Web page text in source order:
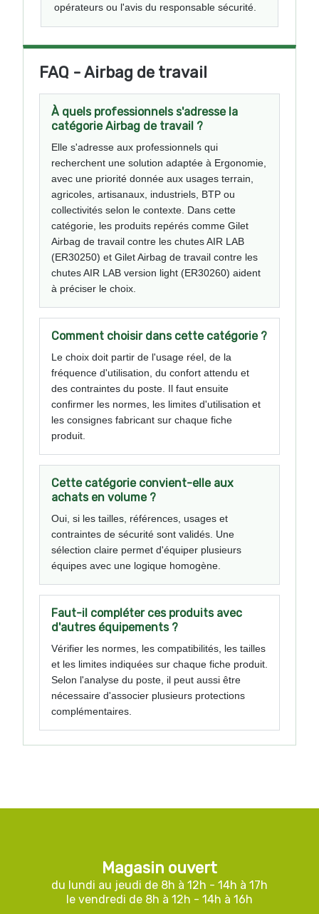
opérateurs ou l'avis du responsable sécurité.
FAQ - Airbag de travail
À quels professionnels s'adresse la
catégorie Airbag de travail ?
Elle s'adresse aux professionnels qui
recherchent une solution adaptée à Ergonomie,
avec une priorité donnée aux usages terrain,
agricoles, artisanaux, industriels, BTP ou
collectivités selon le contexte. Dans cette
catégorie, les produits repérés comme Gilet
Airbag de travail contre les chutes AIR LAB
(ER30250) et Gilet Airbag de travail contre les
chutes AIR LAB version light (ER30260) aident
à préciser le choix.
Comment choisir dans cette catégorie ?
Le choix doit partir de l'usage réel, de la
fréquence d'utilisation, du confort attendu et
des contraintes du poste. Il faut ensuite
confirmer les normes, les limites d'utilisation et
les consignes fabricant sur chaque fiche
produit.
Cette catégorie convient-elle aux
achats en volume ?
Oui, si les tailles, références, usages et
contraintes de sécurité sont validés. Une
sélection claire permet d'équiper plusieurs
équipes avec une logique homogène.
Faut-il compléter ces produits avec
d'autres équipements ?
Vérifier les normes, les compatibilités, les tailles
et les limites indiquées sur chaque fiche produit.
Selon l'analyse du poste, il peut aussi être
nécessaire d'associer plusieurs protections
complémentaires.
Magasin ouvert
du lundi au jeudi de 8h à 12h - 14h à 17h
le vendredi de 8h à 12h - 14h à 16h